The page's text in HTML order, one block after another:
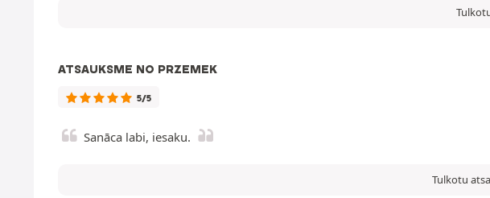
ATSAUKSME NO PRZEMEK
5/5
Sanāca labi, iesaku.
Tulkotu